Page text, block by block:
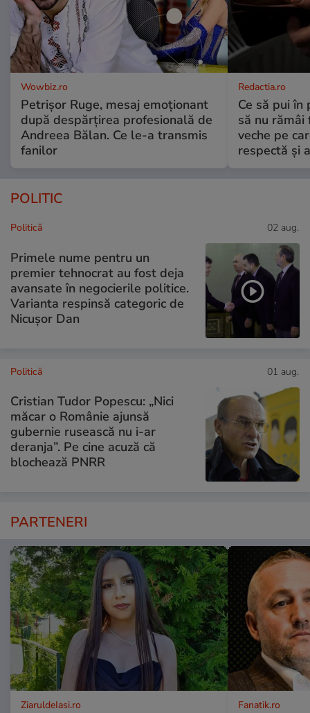
Wowbiz.ro
Petrișor Ruge, mesaj emoționant
după despărțirea profesională de
Andreea Bălan. Ce le-a transmis
fanilor
Redactia.ro
Ce să pui
să nu rămâi
veche pe
respectă și
POLITIC
Politică 02 aug.
Primele nume pentru un
premier tehnocrat au fost deja
avansate în negocierile politice.
Varianta respinsă categoric de
Nicușor Dan
Politică 01 aug.
Cristian Tudor Popescu: „Nici
măcar o Românie ajunsă
gubernie rusească nu i-ar
deranja”. Pe cine acuză că
blochează PNRR
PARTENERI
ZiaruldeIasi.ro Fanatik.ro